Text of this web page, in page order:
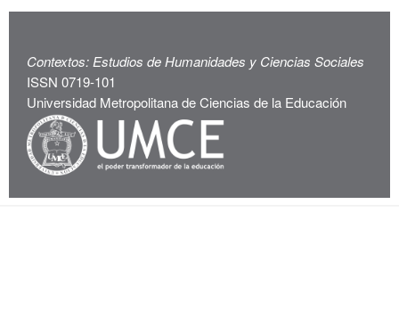
Contextos: Estudios de Humanidades y Ciencias Sociales
ISSN 0719-101
Universidad Metropolitana de Ciencias de la Educación